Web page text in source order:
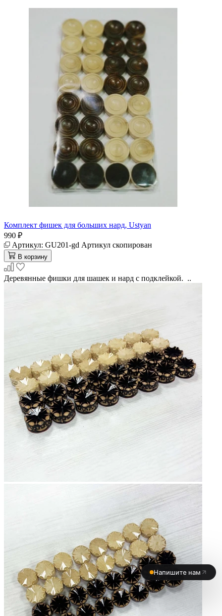
Комплект фишек для больших нард, Ustyan
990 ₽
Артикул: GU201-gd Артикул скопирован
В корзину
Деревянные фишки для шашек и нард с подклейкой. ..